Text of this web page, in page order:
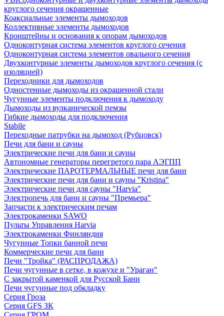
круглого сечения окрашенные
Коаксиальные элементы дымоходов
Коллективные элементы дымоходов
Кронштейны и основания к опорам дымоходов
Одноконтурная система элементов круглого сечения
Одноконтурная система элементов овального сечения
Двухконтурные элементы дымоходов круглого сечения (с
изоляцией)
Переходники для дымоходов
Одностенные дымоходы из окрашенной стали
Чугунные элементы подключения к дымоходу
Дымоходы из вулканической пемзы
Гибкие дымоходы для подключения
Stabile
Переходные патрубки на дымоход (Рубцовск)
Печи для бани и сауны
Электрические печи для бани и сауны
Автономные генераторы перегретого пара АЭГПП
Электрические ПАРОТЕРМАЛЬНЫЕ печи для бани
Электрические печи для бани и сауны "Кristina"
Электрические печи для сауны "Harvia"
Электропечь для бани и сауны "Премьера"
Запчасти к электрическим печам
Электрокаменки SAWO
Пульты Управления Harvia
Электрокаменки Финляндия
Чугунные Топки банной печи
Коммерческие печи для бани
Печи "Тройка" (РАСПРОДАЖА)
Печи чугунные в сетке, в кожухе и "Ураган"
С закрытой каменкой для Русской Бани
Печи чугунные под обкладку
Серия Гроза
Серия GFS ЗК